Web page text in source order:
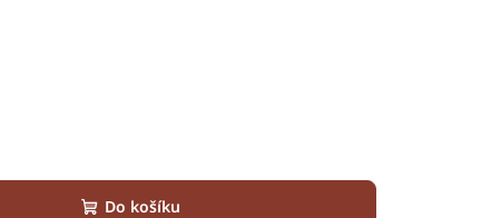
Do košíku